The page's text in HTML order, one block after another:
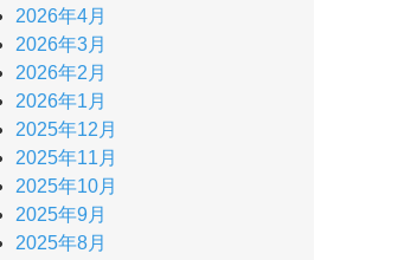
2026年4月
2026年3月
2026年2月
2026年1月
2025年12月
2025年11月
2025年10月
2025年9月
2025年8月